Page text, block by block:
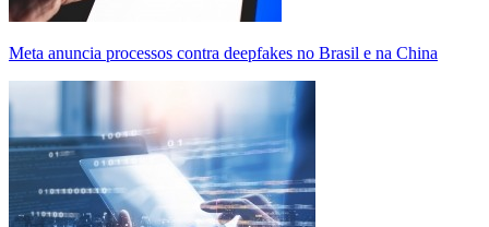
Meta anuncia processos contra deepfakes no Brasil e na China